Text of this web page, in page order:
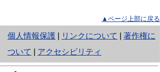
▲ページ上部に戻る
個人情報保護
と
り
ネ
リンクについて
著作権に
ついて
アクセシビリティ